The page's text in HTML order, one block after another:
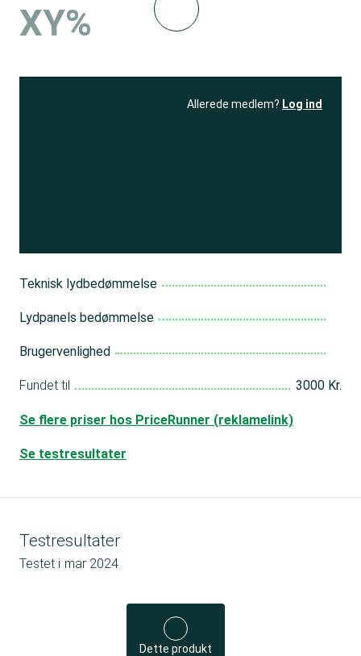
XY%
Allerede medlem? Log ind
Teknisk lydbedømmelse
Lydpanels bedømmelse
Brugervenlighed
Fundet til 3000 Kr.
Se flere priser hos PriceRunner (reklamelink)
Se testresultater
Testresultater
Testet i mar 2024
Dette produkt